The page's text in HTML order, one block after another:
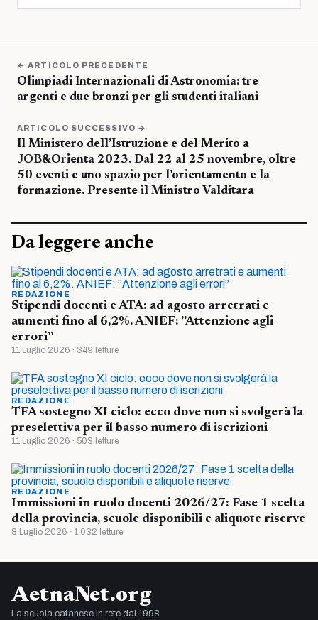
← ARTICOLO PRECEDENTE
Olimpiadi Internazionali di Astronomia: tre
argenti e due bronzi per gli studenti italiani
ARTICOLO SUCCESSIVO →
Il Ministero dell’Istruzione e del Merito a
JOB&Orienta 2023. Dal 22 al 25 novembre, oltre
50 eventi e uno spazio per l’orientamento e la
formazione. Presente il Ministro Valditara
Da leggere anche
REDAZIONE
Stipendi docenti e ATA: ad agosto arretrati e
aumenti fino al 6,2%. ANIEF: ”Attenzione agli
errori”
11 Luglio 2026 · 349 letture
REDAZIONE
TFA sostegno XI ciclo: ecco dove non si svolgerà la
preselettiva per il basso numero di iscrizioni
11 Luglio 2026 · 503 letture
REDAZIONE
Immissioni in ruolo docenti 2026/27: Fase 1 scelta
della provincia, scuole disponibili e aliquote riserve
8 Luglio 2026 · 1.032 letture
AetnaNet.org
La scuola catanese in rete dal 1998